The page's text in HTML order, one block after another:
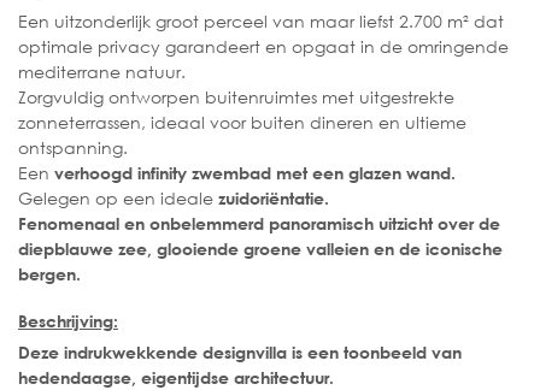
Een uitzonderlijk groot perceel van maar liefst 2.700 m² dat
optimale privacy garandeert en opgaat in de omringende
mediterrane natuur.
Zorgvuldig ontworpen buitenruimtes met uitgestrekte
zonneterrassen, ideaal voor buiten dineren en ultieme
ontspanning.
Een verhoogd infinity zwembad met een glazen wand.
Gelegen op een ideale zuidoriëntatie.
Fenomenaal en onbelemmerd panoramisch uitzicht over de
diepblauwe zee, glooiende groene valleien en de iconische
bergen.
Beschrijving:
Deze indrukwekkende designvilla is een toonbeeld van
hedendaagse, eigentijdse architectuur.